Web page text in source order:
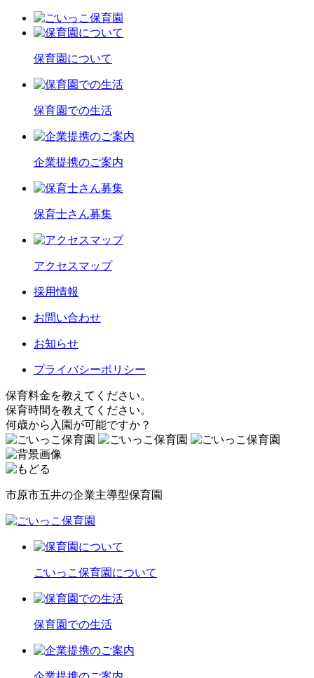
保育園について
保育園での生活
企業提携のご案内
保育士さん募集
アクセスマップ
採用情報
お問い合わせ
お知らせ
プライバシーポリシー
保育料金を教えてください。
保育時間を教えてください。
何歳から入園が可能ですか？
市原市五井の企業主導型保育園
ごいっこ 保育園について
保育園での生活